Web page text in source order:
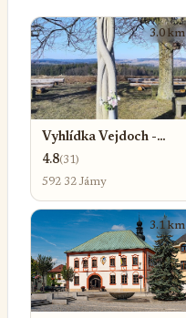
3.0 km
Vyhlídka Vejdoch -
Strom života
4.8(31)
592 32 Jámy
3.1 km